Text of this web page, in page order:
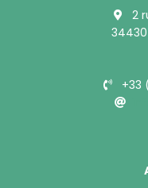
2
34430
+33